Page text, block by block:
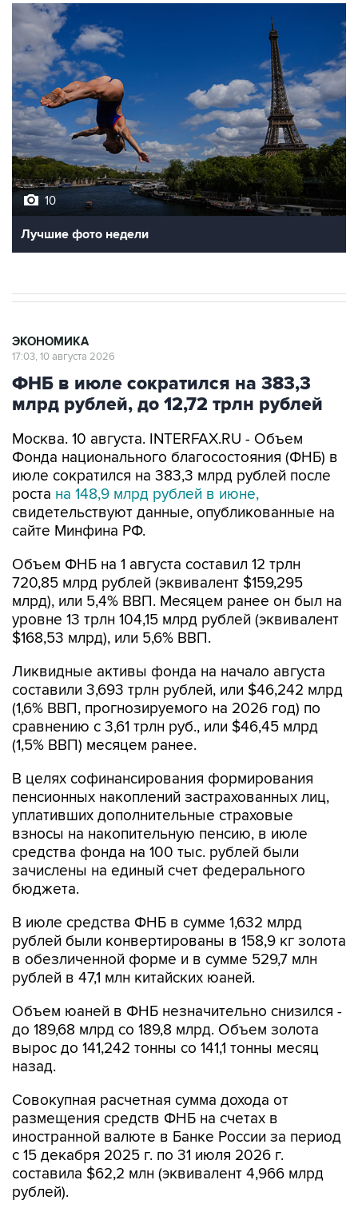
10
Лучшие фото недели
ЭКОНОМИКА
17:03, 10 августа 2026
ФНБ в июле сократился на 383,3
млрд рублей, до 12,72 трлн рублей
Москва. 10 августа. INTERFAX.RU - Объем
Фонда национального благосостояния (ФНБ) в
июле сократился на 383,3 млрд рублей после
роста на 148,9 млрд рублей в июне,
свидетельствуют данные, опубликованные на
сайте Минфина РФ.
Объем ФНБ на 1 августа составил 12 трлн
720,85 млрд рублей (эквивалент $159,295
млрд), или 5,4% ВВП. Месяцем ранее он был на
уровне 13 трлн 104,15 млрд рублей (эквивалент
$168,53 млрд), или 5,6% ВВП.
Ликвидные активы фонда на начало августа
составили 3,693 трлн рублей, или $46,242 млрд
(1,6% ВВП, прогнозируемого на 2026 год) по
сравнению с 3,61 трлн руб., или $46,45 млрд
(1,5% ВВП) месяцем ранее.
В целях софинансирования формирования
пенсионных накоплений застрахованных лиц,
уплативших дополнительные страховые
взносы на накопительную пенсию, в июле
средства фонда на 100 тыс. рублей были
зачислены на единый счет федерального
бюджета.
В июле средства ФНБ в сумме 1,632 млрд
рублей были конвертированы в 158,9 кг золота
в обезличенной форме и в сумме 529,7 млн
рублей в 47,1 млн китайских юаней.
Объем юаней в ФНБ незначительно снизился -
до 189,68 млрд со 189,8 млрд. Объем золота
вырос до 141,242 тонны со 141,1 тонны месяц
назад.
Совокупная расчетная сумма дохода от
размещения средств ФНБ на счетах в
иностранной валюте в Банке России за период
с 15 декабря 2025 г. по 31 июля 2026 г.
составила $62,2 млн (эквивалент 4,966 млрд
рублей).